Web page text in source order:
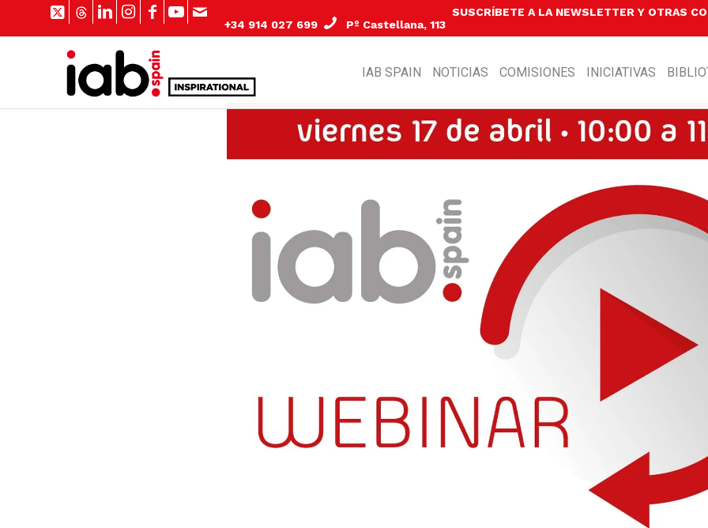
SUSCRÍBETE A LA NEWSLETTER Y OTRAS
+34 914 027 699
Pº Castellana, 113
IAB SPAIN NOTICIAS COMISIONES INICIATIVAS